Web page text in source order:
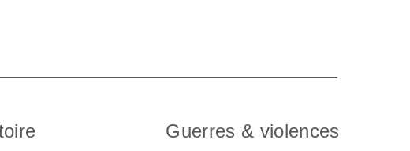
Guerres & violences